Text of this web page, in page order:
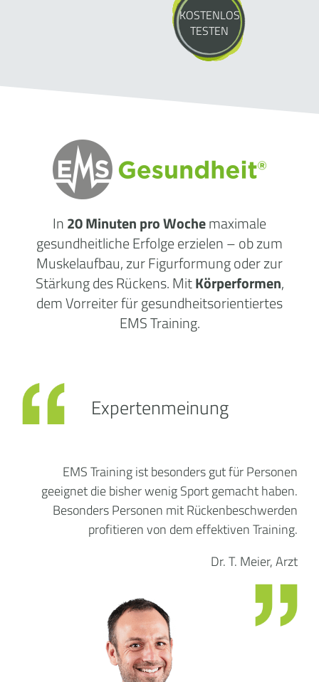
KOSTENLOS
TESTEN
In20 Minuten pro Wochemaximale
gesundheitliche Erfolge erzielen – ob zum
Muskelaufbau, zur Figurformung oder zur
Stärkung des Rückens. MitKörperformen,
dem Vorreiter für gesundheitsorientiertes
EMS Training.
EMS Training ist besonders gut für Personen
geeignet die bisher wenig Sport gemacht haben.
Besonders Personen mit Rückenbeschwerden
profitieren von dem effektiven Training.
Dr. T. Meier, Arzt
Expertenmeinung